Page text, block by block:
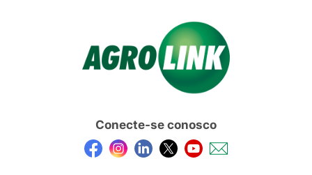
Conecte-se conosco